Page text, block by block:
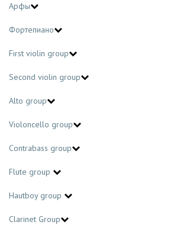
Арфы
Фортепиано
First violin group
Second violin group
Alto group
Violoncello group
Contrabass group
Flute group
Hautboy group
Clarinet Group